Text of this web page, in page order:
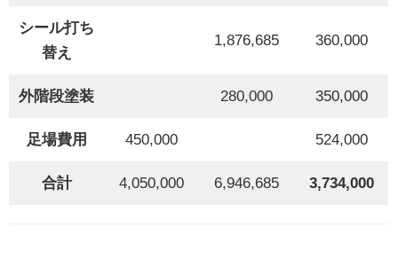
シール打ち
替え
1,876,685 360,000
外階段塗装 280,000 350,000
足場費用 450,000 524,000
合計 4,050,000 6,946,685 3,734,000